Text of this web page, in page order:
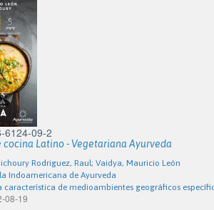
6124-09-2
cocina Latino - Vegetariana Ayurveda
Rodriguez, Raul; Vaidya, Mauricio León
Indoamericana de Ayurveda
característica de medioambientes geográficos
08-19